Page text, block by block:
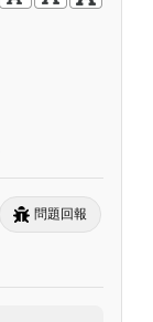
問題回報